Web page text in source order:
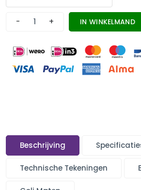
- + IN WINKELMAND
Beschrijving
Technische Tekeningen